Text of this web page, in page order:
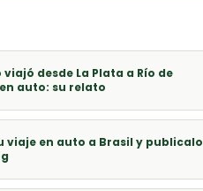
desde La Plata a Río de
auto: su relato
viaje en auto a Brasil y publicalo